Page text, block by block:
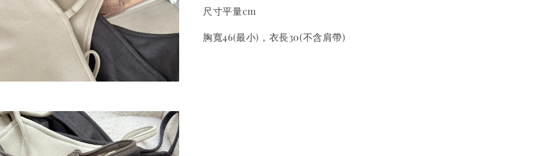
尺寸平量cm
胸寬46(最小)，衣長30(不含肩帶)